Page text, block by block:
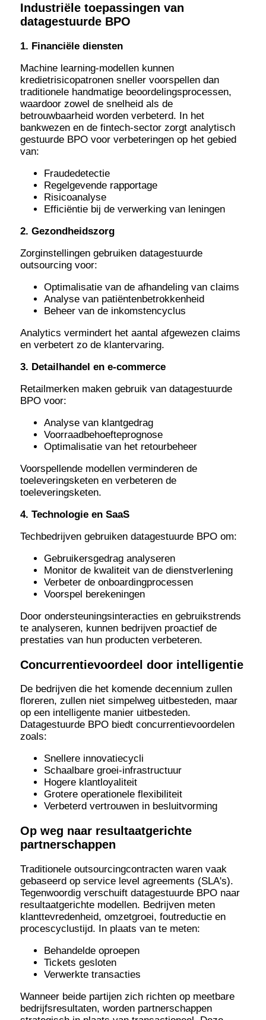
Industriële toepassingen van
datagestuurde BPO
1. Financiële diensten
Machine learning-modellen kunnen
kredietrisicopatronen sneller voorspellen dan
traditionele handmatige beoordelingsprocessen,
waardoor zowel de snelheid als de
betrouwbaarheid worden verbeterd. In het
bankwezen en de fintech-sector zorgt analytisch
gestuurde BPO voor verbeteringen op het gebied
van:
Fraudedetectie
Regelgevende rapportage
Risicoanalyse
Efficiëntie bij de verwerking van leningen
2. Gezondheidszorg
Zorginstellingen gebruiken datagestuurde
outsourcing voor:
Optimalisatie van de afhandeling van claims
Analyse van patiëntenbetrokkenheid
Beheer van de inkomstencyclus
Analytics vermindert het aantal afgewezen claims
en verbetert zo de klantervaring.
3. Detailhandel en e-commerce
Retailmerken maken gebruik van datagestuurde
BPO voor:
Analyse van klantgedrag
Voorraadbehoefteprognose
Optimalisatie van het retourbeheer
Voorspellende modellen verminderen de
toeleveringsketen en verbeteren de
toeleveringsketen.
4. Technologie en SaaS
Techbedrijven gebruiken datagestuurde BPO om:
Gebruikersgedrag analyseren
Monitor de kwaliteit van de dienstverlening
Verbeter de onboardingprocessen
Voorspel berekeningen
Door ondersteuningsinteracties en gebruikstrends
te analyseren, kunnen bedrijven proactief de
prestaties van hun producten verbeteren.
Concurrentievoordeel door intelligentie
De bedrijven die het komende decennium zullen
floreren, zullen niet simpelweg uitbesteden, maar
op een intelligente manier uitbesteden.
Datagestuurde BPO biedt concurrentievoordelen
zoals:
Snellere innovatiecycli
Schaalbare groei-infrastructuur
Hogere klantloyaliteit
Grotere operationele flexibiliteit
Verbeterd vertrouwen in besluitvorming
Op weg naar resultaatgerichte
partnerschappen
Traditionele outsourcingcontracten waren vaak
gebaseerd op service level agreements (SLA's).
Tegenwoordig verschuift datagestuurde BPO naar
resultaatgerichte modellen. Bedrijven meten
klanttevredenheid, omzetgroei, foutreductie en
procescyclustijd. In plaats van te meten:
Behandelde oproepen
Tickets gesloten
Verwerkte transacties
Wanneer beide partijen zich richten op meetbare
bedrijfsresultaten, worden partnerschappen